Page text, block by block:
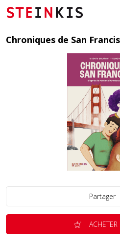
Chroniques de San
Partager
ACHETER